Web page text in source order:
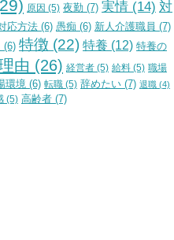
原因 (5) 夜勤 (7) 実情 (14) 対
応方法 (6) 愚痴 (6) 新人介護職員 (7)
(6) 特徴 (22) 特養 (12) 特養の
由 (26) 経営者 (5) 給料 (5) 職場
環境 (6) 転職 (5) 辞めたい (7) 退職 (4)
(5) 高齢者 (7)